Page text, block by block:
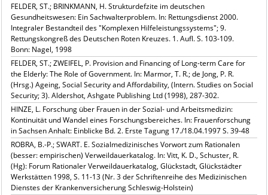
FELDER, ST.; BRINKMANN, H. Strukturdefzite im deutschen
Gesundheitswesen: Ein Sachwalterproblem. In: Rettungsdienst 2000.
Integraler Bestandteil des "Komplexen Hilfeleistungssystems"; 9.
Rettungskongreß des Deutschen Roten Kreuzes. 1. Aufl. S. 103-109.
Bonn: Nagel, 1998
FELDER, ST.; ZWEIFEL, P. Provision and Financing of Long-term Care for
the Elderly: The Role of Government. In: Marmor, T. R.; de Jong, P. R.
(Hrsg.) Ageing, Social Security and Affordability, (Intern. Studies on Social
Security; 3). Aldershot, Ashgate Publishing Ltd (1998), 287-302.
HINZE, L. Forschung über Frauen in der Sozial- und Arbeitsmedizin:
Kontinuität und Wandel eines Forschungsbereiches. In: Frauenforschung
in Sachsen Anhalt: Einblicke Bd. 2. Erste Tagung 17./18.04.1997 S. 39-48
ROBRA, B.-P.; SWART. E. Sozialmedizinisches Vorwort zum Rationalen
(besser: empirischen) Verweildauerkatalog. In: Vitt, K. D., Schuster, R.
(Hg): Forum Rationaler Verweildauerkatalog, Glückstadt, Glückstädter
Werkstätten 1998, S. 11-13 (Nr. 3 der Schriftenreihe des Medizinischen
Dienstes der Krankenversicherung Schleswig-Holstein)